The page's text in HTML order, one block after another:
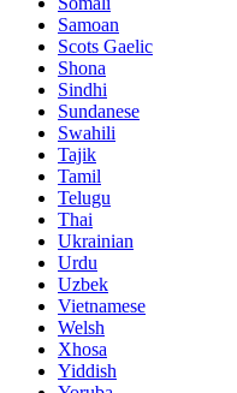
Samoan
Scots Gaelic
Shona
Sindhi
Sundanese
Swahili
Tajik
Tamil
Telugu
Thai
Ukrainian
Urdu
Uzbek
Vietnamese
Welsh
Xhosa
Yiddish